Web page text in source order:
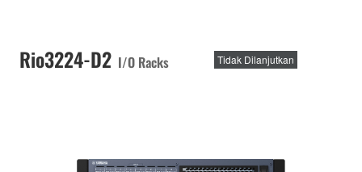
Rio3224-D2 I/O Racks Tidak Dilanjutkan